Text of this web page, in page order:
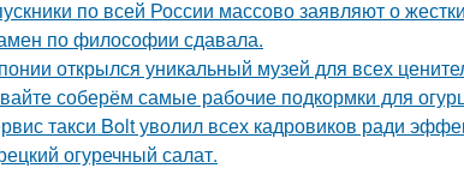
по всей России массово заявляют о
по философии сдавала.
открылся уникальный музей для всех
соберём самые рабочие подкормки для
такси Bolt уволил всех кадровиков ради
огуречный салат.